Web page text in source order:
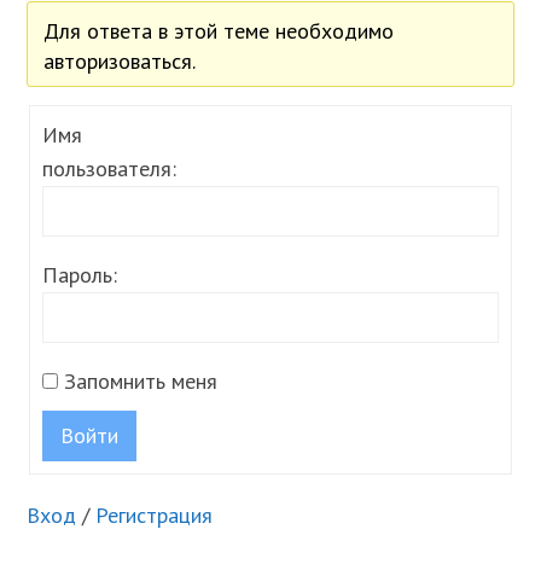
Для ответа в этой теме необходимо
авторизоваться.
Имя
пользователя:
Пароль:
Запомнить меня
Войти
Вход / Регистрация